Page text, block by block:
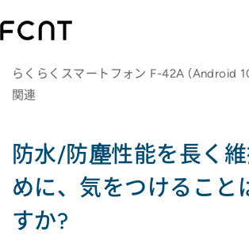
らくらくスマートフォン F-42A (Android
関連
防水/防塵性能を長く
めに、気をつけること
すか?